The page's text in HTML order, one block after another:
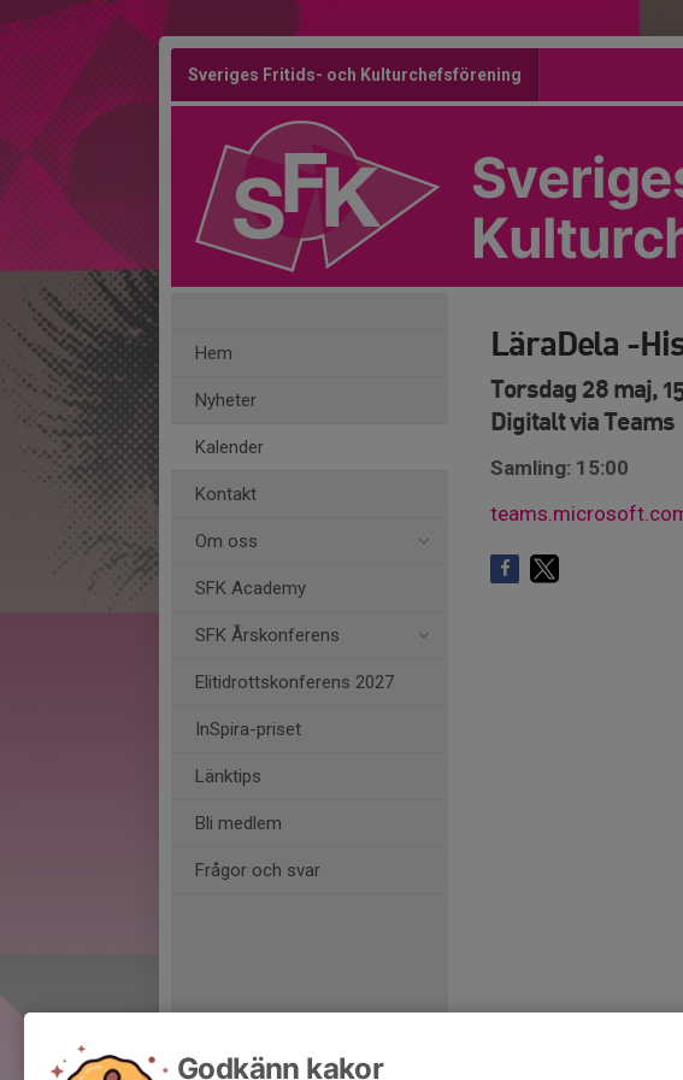
Sveriges Fritids- och Kulturchefsförening
Hem
Nyheter
Kalender
Kontakt
Om oss
SFK Academy
SFK Årskonferens
Elitidrottskonferens 2027
InSpira-priset
Länktips
Bli medlem
Frågor och svar
LäraDela -
Torsdag 28 maj,
Digitalt via Teams
Samling: 15:00
Godkänn kakor